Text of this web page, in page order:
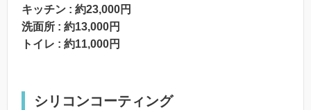
キッチン : 約23,000円
洗面所 : 約13,000円
トイレ : 約11,000円
シリコンコーティング